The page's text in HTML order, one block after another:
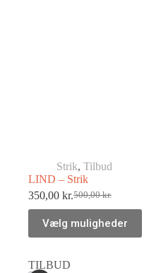
Strik, Tilbud
LIND – Strik
500,00kr.
350,00 kr.
Vælg muligheder
TILBUD